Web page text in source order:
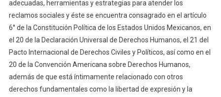
adecuadas, herramientas y estrategias para atender los
reclamos sociales y éste se encuentra consagrado en el artículo
6° de la Constitución Política de los Estados Unidos Mexicanos, en
el 20 de la Declaración Universal de Derechos Humanos, el 21 del
Pacto Internacional de Derechos Civiles y Políticos, así como en el
20 de la Convención Americana sobre Derechos Humanos,
además de que está íntimamente relacionado con otros
derechos fundamentales como la libertad de expresión y la